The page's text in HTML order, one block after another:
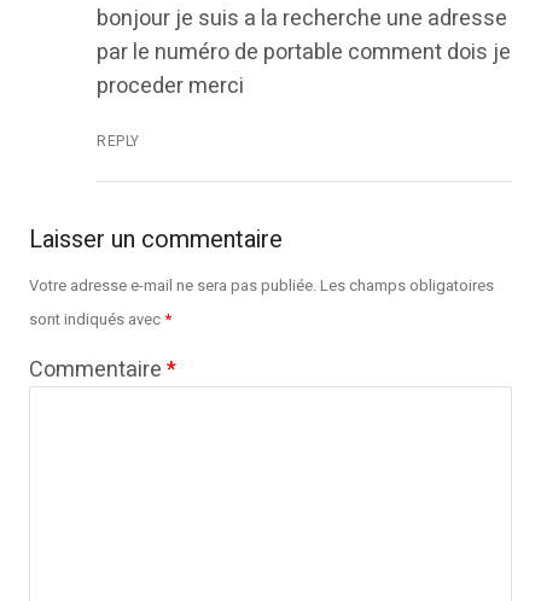
bonjour je suis a la recherche une adresse
par le numéro de portable comment dois je
proceder merci
REPLY
Laisser un commentaire
Votre adresse e-mail ne sera pas publiée.Les champs obligatoires
sont indiqués avec*
Commentaire*